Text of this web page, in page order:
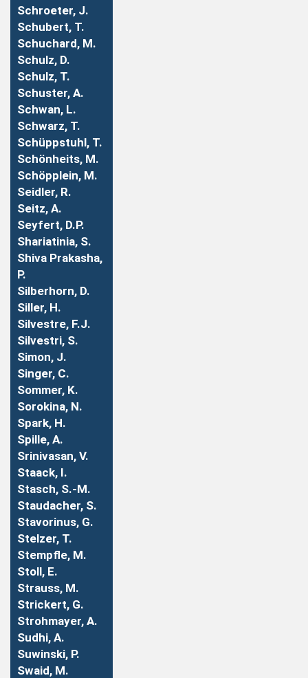
Schroeter, J.
Schubert, T.
Schuchard, M.
Schulz, D.
Schulz, T.
Schuster, A.
Schwan, L.
Schwarz, T.
Schüppstuhl, T.
Schönheits, M.
Schöpplein, M.
Seidler, R.
Seitz, A.
Seyfert, D.P.
Shariatinia, S.
Shiva Prakasha,
P.
Silberhorn, D.
Siller, H.
Silvestre, F.J.
Silvestri, S.
Simon, J.
Singer, C.
Sommer, K.
Sorokina, N.
Spark, H.
Spille, A.
Srinivasan, V.
Staack, I.
Stasch, S.-M.
Staudacher, S.
Stavorinus, G.
Stelzer, T.
Stempfle, M.
Stoll, E.
Strauss, M.
Strickert, G.
Strohmayer, A.
Sudhi, A.
Suwinski, P.
Swaid, M.